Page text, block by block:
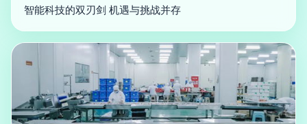
智能科技的双刃剑 机遇与挑战并存